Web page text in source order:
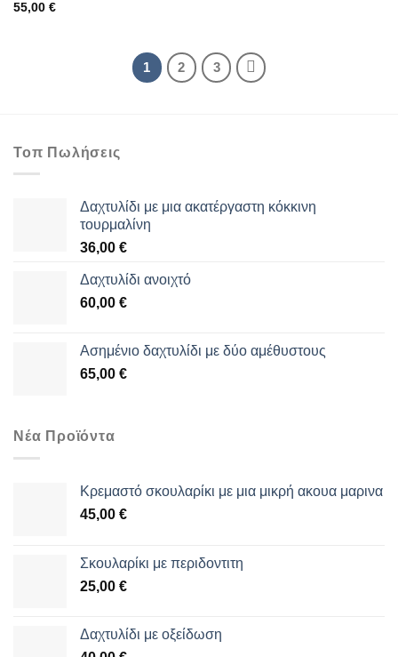
55,00 €
1 2 3
Τοπ Πωλήσεις
Δαχτυλίδι με μια ακατέργαστη κόκκινη
τουρμαλίνη
36,00 €
Δαχτυλίδι ανοιχτό
60,00 €
Aσημένιο δαχτυλίδι με δύο αμέθυστους
65,00 €
Νέα Προϊόντα
Κρεμαστό σκουλαρίκι με μια μικρή ακουα μαρινα
45,00 €
Σκουλαρίκι με περιδοντιτη
25,00 €
Δαχτυλίδι με οξείδωση